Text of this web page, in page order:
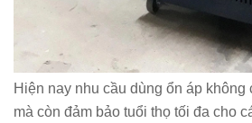
Hiện nay nhu cầu dùng ổn áp không
mà còn đảm bảo tuổi thọ tối đa cho